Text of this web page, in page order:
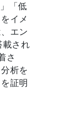
「低
イメ
エン
載され
さ
析を
証明